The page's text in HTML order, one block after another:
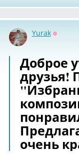
Yurak
Доброе
друзья!
очень